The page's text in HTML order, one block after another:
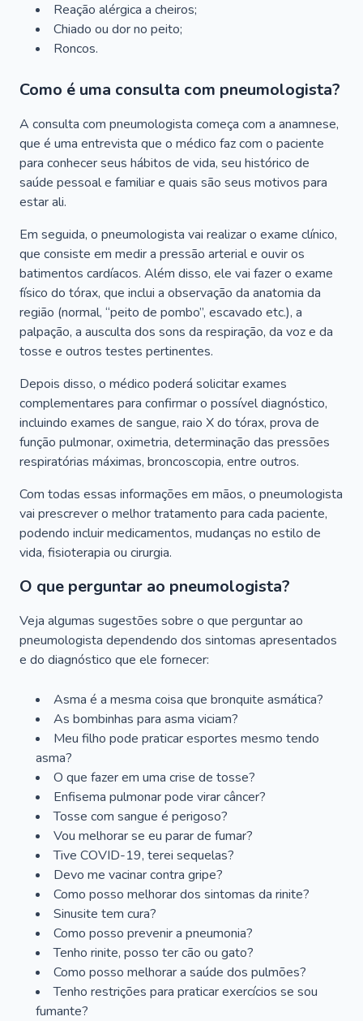
Reação alérgica a cheiros;
Chiado ou dor no peito;
Roncos.
Como é uma consulta com pneumologista?
A consulta com pneumologista começa com a anamnese,
que é uma entrevista que o médico faz com o paciente
para conhecer seus hábitos de vida, seu histórico de
saúde pessoal e familiar e quais são seus motivos para
estar ali.
Em seguida, o pneumologista vai realizar o exame clínico,
que consiste em medir a pressão arterial e ouvir os
batimentos cardíacos. Além disso, ele vai fazer o exame
físico do tórax, que inclui a observação da anatomia da
região (normal, “peito de pombo”, escavado etc.), a
palpação, a ausculta dos sons da respiração, da voz e da
tosse e outros testes pertinentes.
Depois disso, o médico poderá solicitar exames
complementares para confirmar o possível diagnóstico,
incluindo exames de sangue, raio X do tórax, prova de
função pulmonar, oximetria, determinação das pressões
respiratórias máximas, broncoscopia, entre outros.
Com todas essas informações em mãos, o pneumologista
vai prescrever o melhor tratamento para cada paciente,
podendo incluir medicamentos, mudanças no estilo de
vida, fisioterapia ou cirurgia.
O que perguntar ao pneumologista?
Veja algumas sugestões sobre o que perguntar ao
pneumologista dependendo dos sintomas apresentados
e do diagnóstico que ele fornecer:
Asma é a mesma coisa que bronquite asmática?
As bombinhas para asma viciam?
Meu filho pode praticar esportes mesmo tendo
asma?
O que fazer em uma crise de tosse?
Enfisema pulmonar pode virar câncer?
Tosse com sangue é perigoso?
Vou melhorar se eu parar de fumar?
Tive COVID-19, terei sequelas?
Devo me vacinar contra gripe?
Como posso melhorar dos sintomas da rinite?
Sinusite tem cura?
Como posso prevenir a pneumonia?
Tenho rinite, posso ter cão ou gato?
Como posso melhorar a saúde dos pulmões?
Tenho restrições para praticar exercícios se sou
fumante?